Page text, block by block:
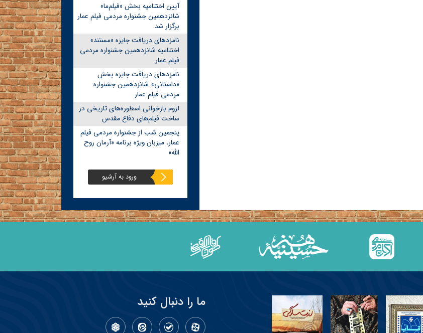
آیین اختتامیه بخش «فیلم‌ما»
شانزدهمین جشنواره مردمی فیلم عمار
برگزار شد
نامزدهای دریافت جایزه «مستند»
اختتامیه شانزدهمین جشنواره مردمی
فیلم عمار
نامزدهای دریافت جایزه بخش
«داستانی» شانزدهمین جشنواره
مردمی فیلم عمار
لزوم بازخوانی اسطوره‌های تاریخی در
ساخت فیلم‌های دفاع مقدس
پنجمین شب از جشنواره مردمی فیلم
عمار، میزبان ویژه برنامه «آرمان روح
الله»
ورود به آرشیو
ما را دنبال کنید